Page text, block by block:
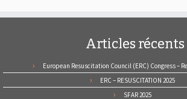
Articles récents
European Resuscitation Council (ERC) Congress –
ERC – RESUSCITATION 2025
SFAR 2025